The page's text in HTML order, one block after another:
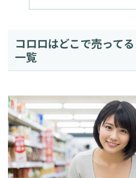
コロロはどこで売って
一覧